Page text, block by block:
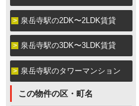
泉岳寺駅の2DK〜2LDK賃貸
泉岳寺駅の3DK〜3LDK賃貸
泉岳寺駅のタワーマンション
この物件の区・町名